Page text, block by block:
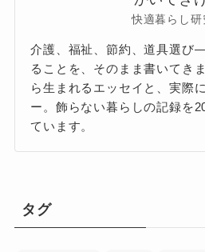
快適暮らし研
介護、福祉、節約、道具選
ることを、そのまま書いてき
ら生まれるエッセイと、実際
ー。飾らない暮らしの記録を
ています。
タグ